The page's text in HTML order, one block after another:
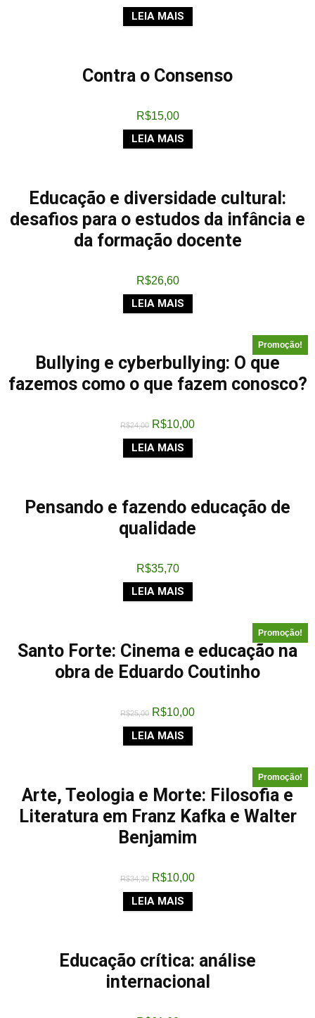
LEIA MAIS
Contra o Consenso
R$15,00
LEIA MAIS
Educação e diversidade cultural:
desafios para o estudos da infância e
da formação docente
R$26,60
LEIA MAIS
Promoção!
Bullying e cyberbullying: O que
fazemos como o que fazem conosco?
R$24,00 R$10,00
LEIA MAIS
Pensando e fazendo educação de
qualidade
R$35,70
LEIA MAIS
Promoção!
Santo Forte: Cinema e educação na
obra de Eduardo Coutinho
R$25,00 R$10,00
LEIA MAIS
Promoção!
Arte, Teologia e Morte: Filosofia e
Literatura em Franz Kafka e Walter
Benjamim
R$34,30 R$10,00
LEIA MAIS
Educação crítica: análise
internacional